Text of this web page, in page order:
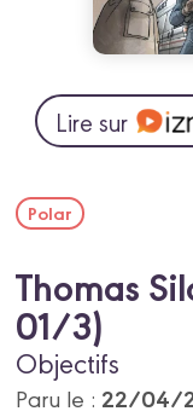
Lire sur
Polar
Thomas
01/3)
Objectifs
Paru le : 22/04/